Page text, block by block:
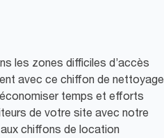
les zones difficiles d’accès
avec ce chiffon de nettoyage
temps et efforts
de votre site avec notre
chiffons de location